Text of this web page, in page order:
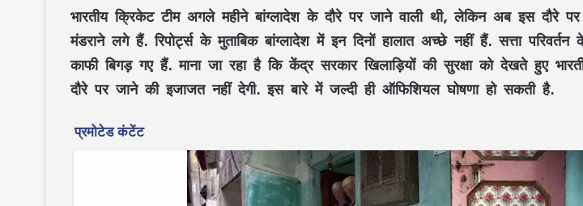
भारतीय क्रिकेट टीम अगले महीने बांग्लादेश के दौरे पर जाने वाली थी, लेकिन अब इस दौरे
मंडराने लगे हैं. रिपोर्ट्स के मुताबिक बांग्लादेश में इन दिनों हालात अच्छे नहीं हैं. सत्ता परिवर्तन
काफी बिगड़ गए हैं. माना जा रहा है कि केंद्र सरकार खिलाड़ियों की सुरक्षा को देखते हुए
दौरे पर जाने की इजाजत नहीं देगी. इस बारे में जल्दी ही ऑफिशियल घोषणा हो सकती है.